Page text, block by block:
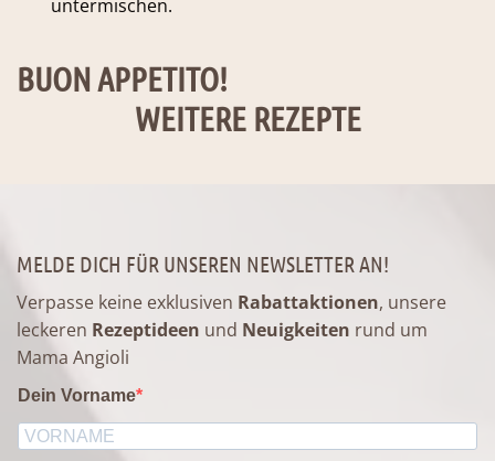
untermischen.
BUON APPETITO!
WEITERE REZEPTE
MELDE DICH FÜR UNSEREN NEWSLETTER AN!
Verpasse keine exklusiven Rabattaktionen, unsere
leckeren Rezeptideen und Neuigkeiten rund um
Mama Angioli
Dein Vorname